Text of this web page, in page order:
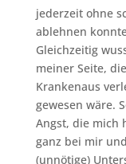
jederzeit ohne
ablehnen
Gleichzeitig
meiner Seite,
Krankenaus
gewesen wäre.
Angst, die mich
ganz bei mir
(unnötige)